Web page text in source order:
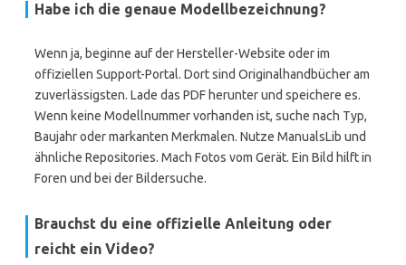
Habe ich die genaue Modellbezeichnung?
Wenn ja, beginne auf der Hersteller-Website oder im
offiziellen Support-Portal. Dort sind Originalhandbücher am
zuverlässigsten. Lade das PDF herunter und speichere es.
Wenn keine Modellnummer vorhanden ist, suche nach Typ,
Baujahr oder markanten Merkmalen. Nutze ManualsLib und
ähnliche Repositories. Mach Fotos vom Gerät. Ein Bild hilft in
Foren und bei der Bildersuche.
Brauchst du eine offizielle Anleitung oder
reicht ein Video?